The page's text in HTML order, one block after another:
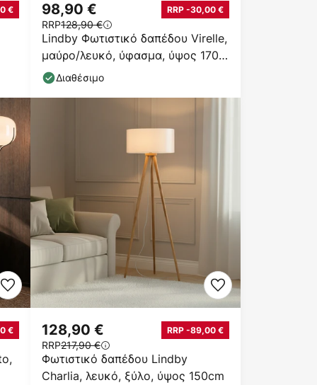
€
Lindby Φωτιστικό δαπέδου Virelle,
μαύρο/λευκό, ύφασμα, ύψος 170
cm
98,90 € RRP -30,00 €
RRP128,90 €
Διαθέσιμο
€
Φωτιστικό δαπέδου Lindby
Charlia, λευκό, ξύλο, ύψος 150cm
128,90 € RRP -89,00 €
RRP217,90 €